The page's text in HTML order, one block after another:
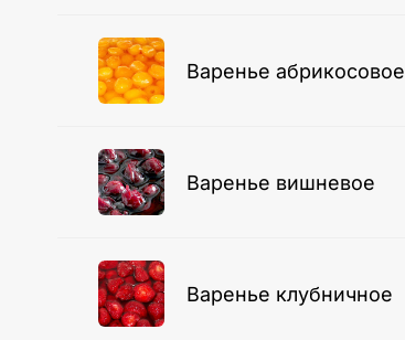
Варенье абрикосовое
Варенье вишневое
Варенье клубничное